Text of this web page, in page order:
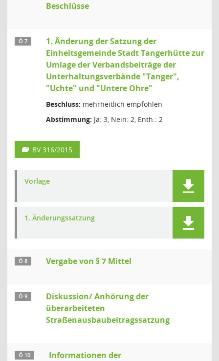
Beschlüsse
Ö 7
1. Änderung der Satzung der
Einheitsgemeinde Stadt Tangerhütte zur
Umlage der Verbandsbeiträge der
Unterhaltungsverbände "Tanger",
"Uchte" und "Untere Ohre"
Beschluss: mehrheitlich empfohlen
Abstimmung: Ja: 3, Nein: 2, Enth.: 2
BV 316/2015
Vorlage
1. Änderungssatzung
Ö 8 Vergabe von § 7 Mittel
Ö 9
Diskussion/ Anhörung der
überarbeiteten
Straßenausbaubeitragssatzung
Ö 10
Informationen der